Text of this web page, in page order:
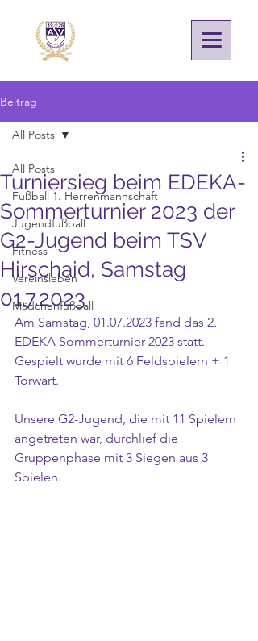
Beitrag
All Posts
Fußball 1. Herrenmannschaft
Jugendfußball
Fitness
Vereinsleben
Mädchenfußball
All Posts
Turniersieg beim EDEKA-
Sommerturnier 2023 der
G2-Jugend beim TSV
Hirschaid, Samstag
01.7.2023
Am Samstag, 01.07.2023 fand das 2.
EDEKA Sommerturnier 2023 statt.
Gespielt wurde mit 6 Feldspielern + 1
Torwart.
Unsere G2-Jugend, die mit 11 Spielern
angetreten war, durchlief die
Gruppenphase mit 3 Siegen aus 3
Spielen.